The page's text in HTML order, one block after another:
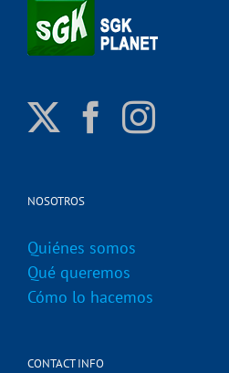
NOSOTROS
Quiénes somos
Qué queremos
Cómo lo hacemos
CONTACT INFO